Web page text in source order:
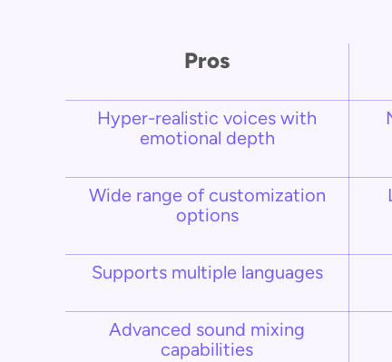
Pros
Hyper-realistic voices with
emotional depth
Wide range of customization
options
Supports multiple languages
Advanced sound mixing
capabilities